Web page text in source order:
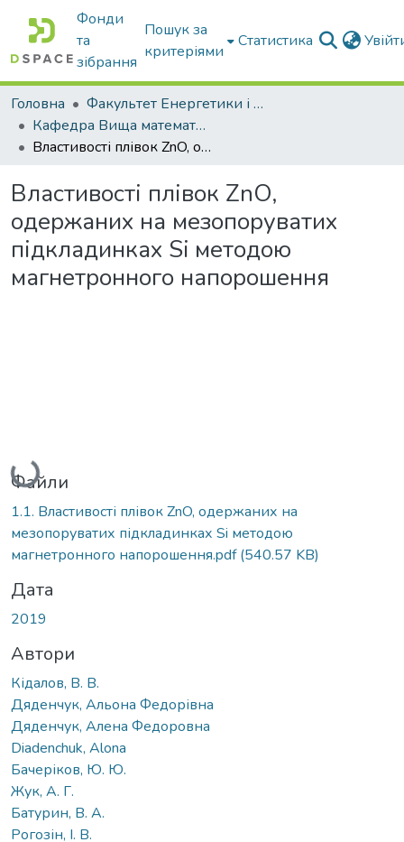
Фонди
та
зібрання
Пошук за
критеріями
Статистика
Головна
Факультет Енергетики і комп'ютерних технологій
Кафедра Вища математика та фізика
Властивості плівок ZnO, одержаних на мезопоруватих підкладинках Si методою магнетронного напорошення
Властивості плівок ZnO,
одержаних на мезопоруватих
підкладинках Si методою
магнетронного напорошення
Вантажиться...
Файли
1.1. Властивості плівок ZnO, одержаних на
мезопоруватих підкладинках Si методою
магнетронного напорошення.pdf(540.57 KB)
Дата
2019
Автори
Кідалов, В. В.
Дяденчук, Альона Федорівна
Дяденчук, Алена Федоровна
Diadenchuk, Alona
Бачеріков, Ю. Ю.
Жук, А. Г.
Батурин, В. А.
Рогозін, І. В.